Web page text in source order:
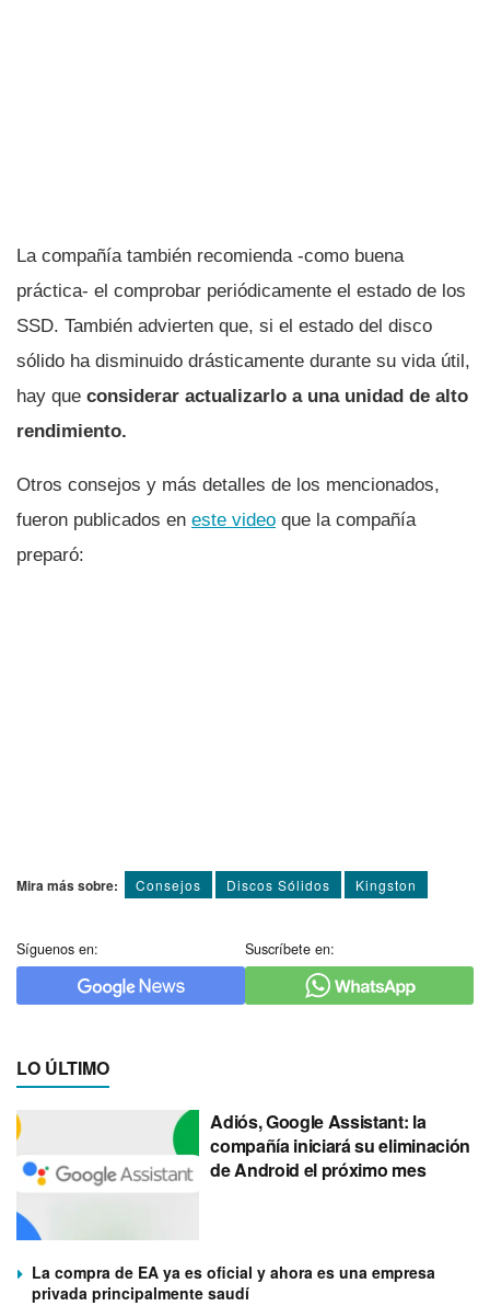
La compañía también recomienda -como buena
práctica- el comprobar periódicamente el estado de los
SSD. También advierten que, si el estado del disco
sólido ha disminuido drásticamente durante su vida útil,
hay que considerar actualizarlo a una unidad de alto
rendimiento.
Otros consejos y más detalles de los mencionados,
fueron publicados en este video que la compañía
preparó:
Mira más sobre: Consejos Discos Sólidos Kingston
Síguenos en: Suscríbete en:
LO ÚLTIMO
Adiós, Google Assistant: la
compañía iniciará su eliminación
de Android el próximo mes
La compra de EA ya es oficial y ahora es una empresa
privada principalmente saudí